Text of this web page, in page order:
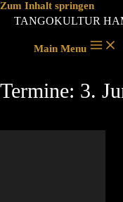
Zum Inhalt springen
TANGOKULTUR
Main Menu
Termine: 3.